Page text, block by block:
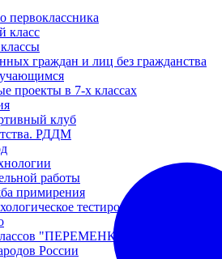
первоклассника
класс
граждан и лиц без гражданства
проекты в 7-х классах
клуб
РДДМ
работы
примирения
тестирование
"ПЕРЕМЕНКА"
России